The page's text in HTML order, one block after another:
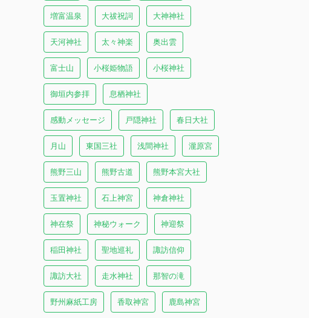
増富温泉 大祓祝詞 大神神社
天河神社 太々神楽 奥出雲
富士山 小桜姫物語 小桜神社
御垣内参拝 息栖神社
感動メッセージ 戸隠神社 春日大社
月山 東国三社 浅間神社 瀧原宮
熊野三山 熊野古道 熊野本宮大社
玉置神社 石上神宮 神倉神社
神在祭 神秘ウォーク 神迎祭
稲田神社 聖地巡礼 諏訪信仰
諏訪大社 走水神社 那智の滝
野州麻紙工房 香取神宮 鹿島神宮